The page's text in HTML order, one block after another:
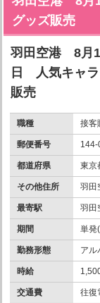
グッズ販売
羽田空港 8月
日 人気キャ
販売
職種 接客
郵便番号 144-
都道府県 東京
その他住所 羽田
最寄駅 羽田
期間 単発
勤務形態 アル
時給
交通費
往復